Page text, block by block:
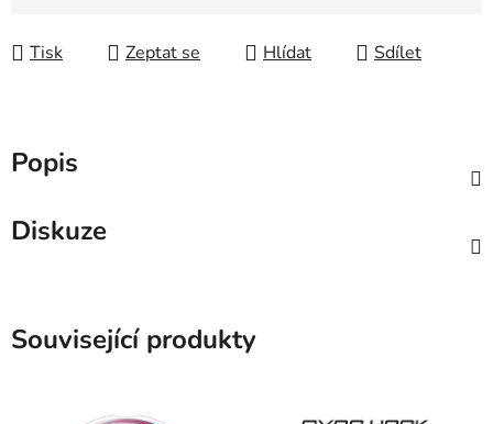
Tisk Zeptat se Hlídat Sdílet
Popis
Diskuze
Související produkty